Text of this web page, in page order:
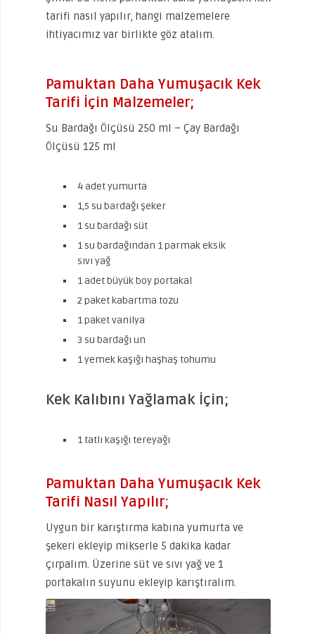
tarifi nasıl yapılır, hangi malzemelere
ihtiyacımız var birlikte göz atalım.
Pamuktan Daha Yumuşacık Kek
Tarifi İçin Malzemeler;
Su Bardağı Ölçüsü 250 ml – Çay Bardağı
Ölçüsü 125 ml
4 adet yumurta
1,5 su bardağı şeker
1 su bardağı süt
1 su bardağından 1 parmak eksik
sıvı yağ
1 adet büyük boy portakal
2 paket kabartma tozu
1 paket vanilya
3 su bardağı un
1 yemek kaşığı haşhaş tohumu
Kek Kalıbını Yağlamak İçin;
1 tatlı kaşığı tereyağı
Pamuktan Daha Yumuşacık Kek
Tarifi Nasıl Yapılır;
Uygun bir karıştırma kabına yumurta ve
şekeri ekleyip mikserle 5 dakika kadar
çırpalım. Üzerine süt ve sıvı yağ ve 1
portakalın suyunu ekleyip karıştıralım.